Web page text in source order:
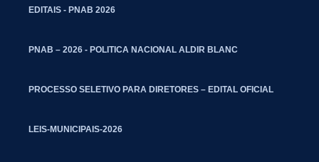
EDITAIS - PNAB 2026
PNAB – 2026 - POLITICA NACIONAL ALDIR BLANC
PROCESSO SELETIVO PARA DIRETORES – EDITAL OFICIAL
LEIS-MUNICIPAIS-2026